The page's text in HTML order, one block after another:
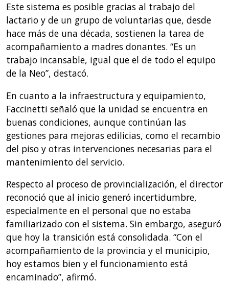
Este sistema es posible gracias al trabajo del
lactario y de un grupo de voluntarias que, desde
hace más de una década, sostienen la tarea de
acompañamiento a madres donantes. “Es un
trabajo incansable, igual que el de todo el equipo
de la Neo”, destacó.
En cuanto a la infraestructura y equipamiento,
Faccinetti señaló que la unidad se encuentra en
buenas condiciones, aunque continúan las
gestiones para mejoras edilicias, como el recambio
del piso y otras intervenciones necesarias para el
mantenimiento del servicio.
Respecto al proceso de provincialización, el director
reconoció que al inicio generó incertidumbre,
especialmente en el personal que no estaba
familiarizado con el sistema. Sin embargo, aseguró
que hoy la transición está consolidada. “Con el
acompañamiento de la provincia y el municipio,
hoy estamos bien y el funcionamiento está
encaminado”, afirmó.